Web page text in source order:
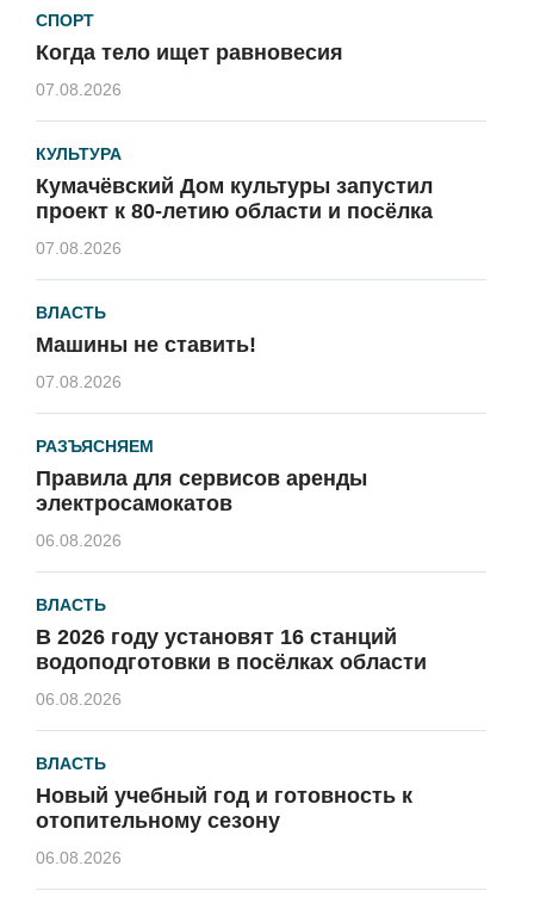
СПОРТ
Когда тело ищет равновесия
07.08.2026
КУЛЬТУРА
Кумачёвский Дом культуры запустил
проект к 80-летию области и посёлка
07.08.2026
ВЛАСТЬ
Машины не ставить!
07.08.2026
РАЗЪЯСНЯЕМ
Правила для сервисов аренды
электросамокатов
06.08.2026
ВЛАСТЬ
В 2026 году установят 16 станций
водоподготовки в посёлках области
06.08.2026
ВЛАСТЬ
Новый учебный год и готовность к
отопительному сезону
06.08.2026